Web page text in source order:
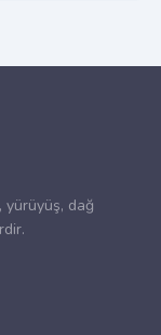
yürüyüş, dağ